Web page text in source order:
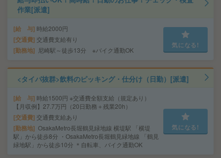
作業[派遣]
給 与 時給2000円
交通費 交通費支給有り
勤務地 尼崎駅～徒歩13分 ※バイク通勤OK
気になる!
<タイパ抜群>飲料のピッキング・仕分け（日勤）[派遣]
給 与 時給1500円 ※交通費全額支給（規定あり）
【月収例】27.7万円（20日勤務＋残業20h）
交通費 交通費支給あり
勤務地 OsakaMetro長堀鶴見緑地線 横堤駅 「横堤
駅」から徒歩8分 ・OsakaMetro長堀鶴見緑地線 「鶴見
緑地駅」から徒歩10分 ＊自転車、バイク通勤OK
気になる!